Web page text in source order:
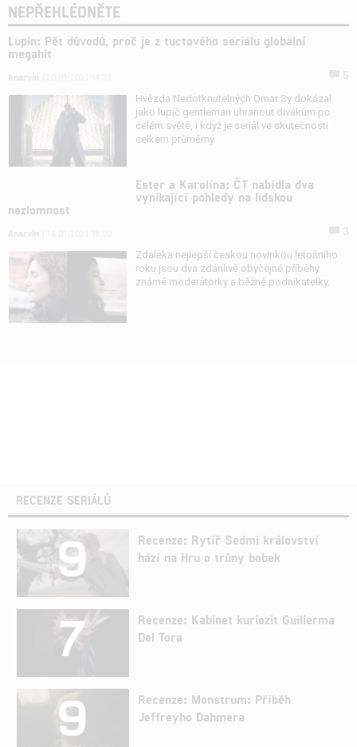
NEPŘEHLÉDNĚTE
Lupin: Pět důvodů, proč je z tuctového seriálu globální
megahit
Hvězda Nedotknutelných Omar Sy dokázal
jako lupič gentleman uhranout divákům po
celém světě, i když je seriál ve skutečnosti
celkem průměrný.
Ester a Karolína: ČT nabídla dva
vynikající pohledy na lidskou
nezlomnost
Zdaleka nejlepší českou novinkou letošního
roku jsou dva zdánlivě obyčejné příběhy
známé moderátorky a běžné podnikatelky.
RECENZE SERIÁLŮ
9
Recenze: Rytíř Sedmi království
hází na Hru o trůny bobek
7
Recenze: Kabinet kuriozit Guillerma
Del Tora
9
Recenze: Monstrum: Příběh
Jeffreyho Dahmera